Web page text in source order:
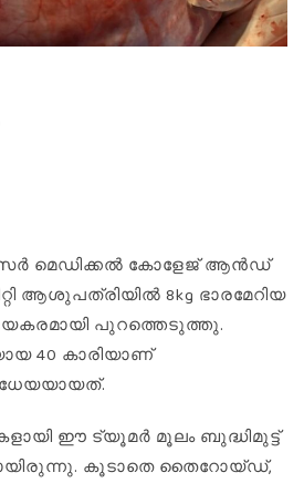
മെഡിക്കൽ കോളേജ് ആൻഡ്
ആശുപത്രിയിൽ 8kg ഭാരമേറിയ
പുറത്തെടുത്തു.
40 കാരിയാണ്
ഈ ട്യൂമർ മൂലം ബുദ്ധിമുട്ട്
കൂടാതെ തൈറോയ്ഡ്,